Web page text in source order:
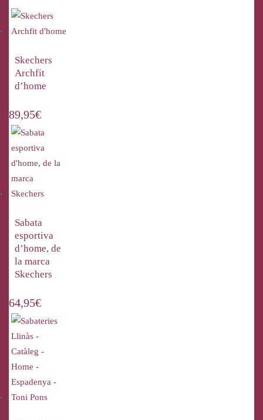
Skechers
Archfit
d’home
89,95€
Sabata
esportiva
d’home, de
la marca
Skechers
64,95€